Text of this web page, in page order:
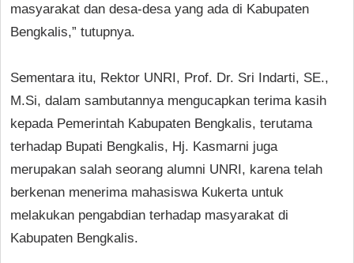
masyarakat dan desa-desa yang ada di Kabupaten
Bengkalis,” tutupnya.
Sementara itu, Rektor UNRI, Prof. Dr. Sri Indarti, SE.,
M.Si, dalam sambutannya mengucapkan terima kasih
kepada Pemerintah Kabupaten Bengkalis, terutama
terhadap Bupati Bengkalis, Hj. Kasmarni juga
merupakan salah seorang alumni UNRI, karena telah
berkenan menerima mahasiswa Kukerta untuk
melakukan pengabdian terhadap masyarakat di
Kabupaten Bengkalis.